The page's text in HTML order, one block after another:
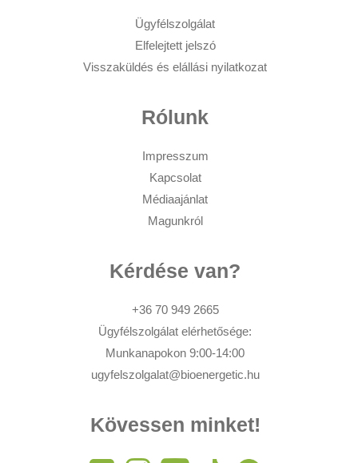
Ügyfélszolgálat
Elfelejtett jelszó
Visszaküldés és elállási nyilatkozat
Rólunk
Impresszum
Kapcsolat
Médiaajánlat
Magunkról
Kérdése van?
+36 70 949 2665
Ügyfélszolgálat elérhetősége:
Munkanapokon 9:00-14:00
ugyfelszolgalat@bioenergetic.hu
Kövessen minket!